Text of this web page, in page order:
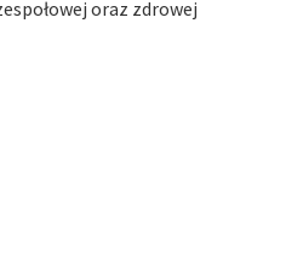
oraz zdrowej